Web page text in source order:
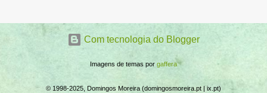
Com tecnologia do Blogger
Imagens de temas por gaffera
© 1998-2025, Domingos Moreira (domingosmoreira.pt | ix.pt)